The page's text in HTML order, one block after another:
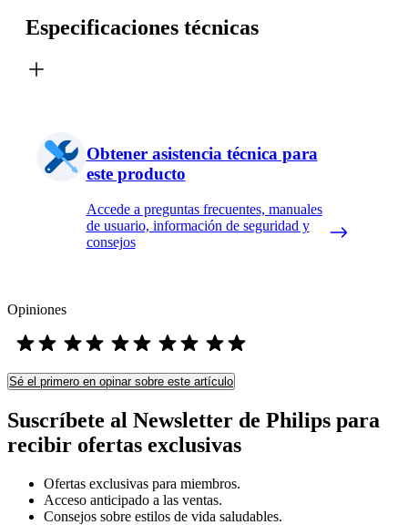
Especificaciones técnicas
Obtener asistencia técnica para
este producto
Accede a preguntas frecuentes, manuales
de usuario, información de seguridad y
consejos
Opiniones
Sé el primero en opinar sobre este artículo
Suscríbete al Newsletter de Philips para
recibir ofertas exclusivas
Ofertas exclusivas para miembros.
Acceso anticipado a las ventas.
Consejos sobre estilos de vida saludables.